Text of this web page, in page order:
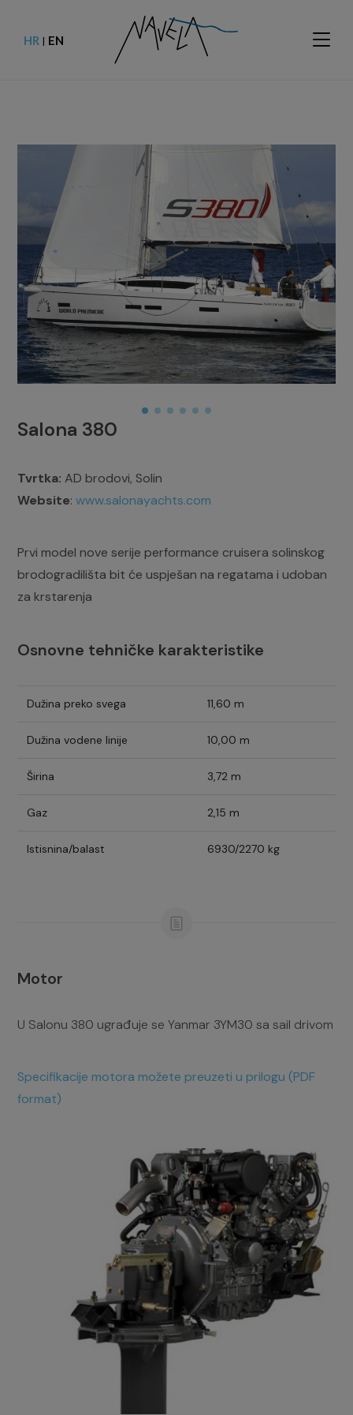
HR | EN
Salona 380
Tvrtka: AD brodovi, Solin
Website: www.salonayachts.com
Prvi model nove serije performance cruisera solinskog
brodogradilišta bit će uspješan na regatama i udoban
za krstarenja
Osnovne tehničke karakteristike
Dužina preko svega 11,60 m
Dužina vodene linije 10,00 m
Širina 3,72 m
Gaz 2,15 m
Istisnina/balast 6930/2270 kg
Motor
U Salonu 380 ugrađuje se Yanmar 3YM30 sa sail drivom
Specifikacije motora možete preuzeti u prilogu (PDF
format)